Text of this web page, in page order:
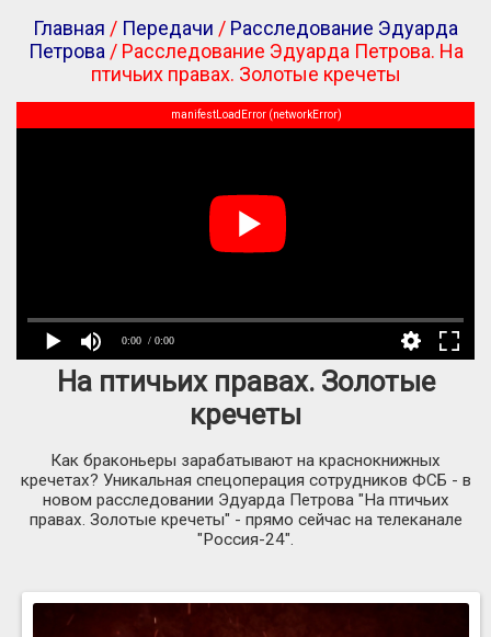
Главная / Передачи / Расследование Эдуарда
Петрова / Расследование Эдуарда Петрова. На
птичьих правах. Золотые кречеты
0:00 / 0:00
manifestLoadError (networkError)
На птичьих правах. Золотые
кречеты
Как браконьеры зарабатывают на краснокнижных
кречетах? Уникальная спецоперация сотрудников ФСБ - в
новом расследовании Эдуарда Петрова "На птичьих
правах. Золотые кречеты" - прямо сейчас на телеканале
"Россия-24".